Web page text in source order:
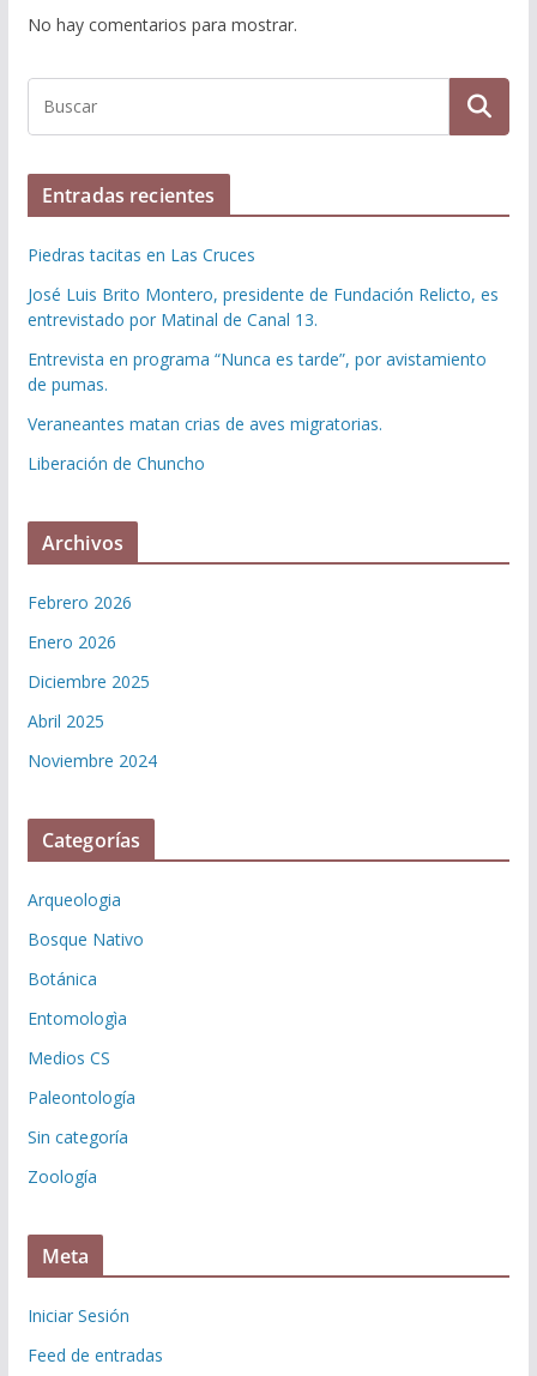
No hay comentarios para mostrar.
Entradas recientes
Piedras tacitas en Las Cruces
José Luis Brito Montero, presidente de Fundación Relicto, es
entrevistado por Matinal de Canal 13.
Entrevista en programa “Nunca es tarde”, por avistamiento
de pumas.
Veraneantes matan crias de aves migratorias.
Liberación de Chuncho
Archivos
Febrero 2026
Enero 2026
Diciembre 2025
Abril 2025
Noviembre 2024
Categorías
Arqueologia
Bosque Nativo
Botánica
Entomologìa
Medios CS
Paleontología
Sin categoría
Zoología
Meta
Iniciar Sesión
Feed de entradas